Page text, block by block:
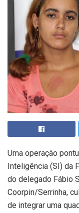
Uma operação
Inteligência (SI) da
do delegado Fábio
Coorpin/Serrinha,
de integrar uma